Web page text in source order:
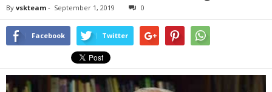
By vskteam - September 1, 2019 0
Facebook Twitter